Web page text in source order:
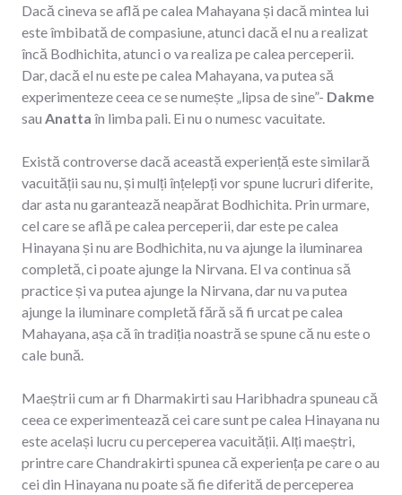
Dacă cineva se află pe calea Mahayana și dacă mintea lui
este îmbibată de compasiune, atunci dacă el nu a realizat
încă Bodhichita, atunci o va realiza pe calea perceperii.
Dar, dacă el nu este pe calea Mahayana, va putea să
experimenteze ceea ce se numește „lipsa de sine”- Dakme
sau Anatta în limba pali. Ei nu o numesc vacuitate.
Există controverse dacă această experiență este similară
vacuității sau nu, și mulți înțelepți vor spune lucruri diferite,
dar asta nu garantează neapărat Bodhichita. Prin urmare,
cel care se află pe calea perceperii, dar este pe calea
Hinayana și nu are Bodhichita, nu va ajunge la iluminarea
completă, ci poate ajunge la Nirvana. El va continua să
practice și va putea ajunge la Nirvana, dar nu va putea
ajunge la iluminare completă fără să fi urcat pe calea
Mahayana, așa că în tradiția noastră se spune că nu este o
cale bună.
Maeștrii cum ar fi Dharmakirti sau Haribhadra spuneau că
ceea ce experimentează cei care sunt pe calea Hinayana nu
este același lucru cu perceperea vacuității. Alți maeștri,
printre care Chandrakirti spunea că experiența pe care o au
cei din Hinayana nu poate să fie diferită de perceperea